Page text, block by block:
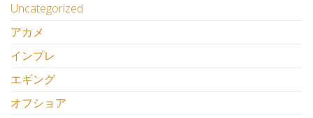
Uncategorized
アカメ
インプレ
エギング
オフショア